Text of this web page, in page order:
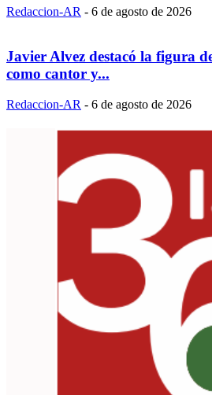
Redaccion-AR - 6 de agosto de 2026
Javier Alvez destacó la figura
como cantor y...
Redaccion-AR - 6 de agosto de 2026